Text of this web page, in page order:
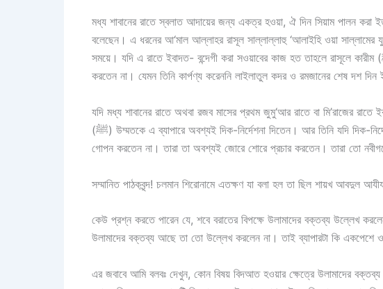
মধ্য শাবানের রাতে স্বলাত আদায়ের জন্য একত্র হওয়া, ঐ দিন সিয়াম পালন করা
বলেছেন। এ ধরনের আ‘মাল আল্লাহর রাসূল সাল্লাল্লাহু ‘আলাইহি ওয়া সাল্লামের
সময়ে। যদি এ রাতে ইবাদত- বন্দেগী করা সওয়াবের কাজ হত তাহলে রাসূলে কারীম (ﷺ) উম্মতকে সে সম্পর্কে সতর্ক ও উৎসাহিত করতে কার্পণ্য
করতেন না। যেমন তিনি কার্পণ্য করেননি লাইলাতুল কদর ও রমজানের শেষ দশ দিন
যদি মধ্য শাবানের রাতে অথবা রজব মাসের প্রথম জুমু‘আর রাতে বা মি’রাজের
(ﷺ) উম্মতকে এ ব্যাপারে অবশ্যই দিক-নির্দেশনা দিতেন। আর তিনি যদি দিক-নির্দেশনা দিতেন তাহলে তার সাহাবায়ে কেরাম (রাঃ) কোনভাবেই তা
গোপন করতেন না। তারা তা অবশ্যই জোরে শোরে প্রচার করতেন। তারা তো
সম্মানিত পাঠকবৃন্দ! চলমান শিরোনামে এতক্ষণ যা বলা হল তা ছিল শায়খ আবদুল
কেউ প্রশ্ন করতে পারেন যে, শবে বরাতের বিপক্ষে উলামাদের বক্তব্য উল্লেখ
উলামাদের বক্তব্য আছে তা তো উল্লেখ করলেন না। তাই ব্যাপারটা কি একপেশে
এর জবাবে আমি বলবঃ দেখুন, কোন বিষয় বিদআত হওয়ার ক্ষেত্রে উলামাদের বক্তব্য